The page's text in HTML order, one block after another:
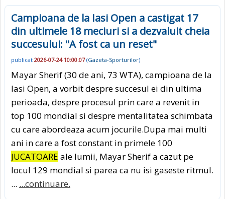
Campioana de la Iasi Open a castigat 17
din ultimele 18 meciuri si a dezvaluit cheia
succesului: "A fost ca un reset"
publicat 2026-07-24 10:00:07(Gazeta-Sporturilor)
Mayar Sherif (30 de ani, 73 WTA), campioana de la
Iasi Open, a vorbit despre succesul ei din ultima
perioada, despre procesul prin care a revenit in
top 100 mondial si despre mentalitatea schimbata
cu care abordeaza acum jocurile.Dupa mai multi
ani in care a fost constant in primele 100
JUCATOARE ale lumii, Mayar Sherif a cazut pe
locul 129 mondial si parea ca nu isi gaseste ritmul.
... ...continuare.